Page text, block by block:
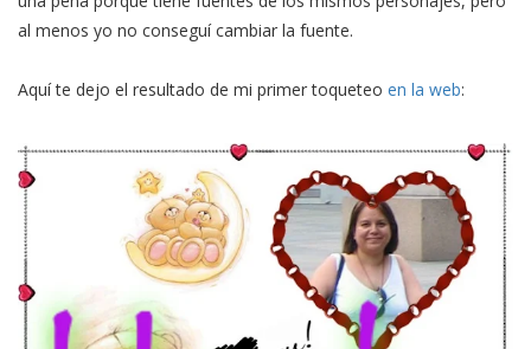
al menos yo no conseguí cambiar la fuente.
Aquí te dejo el resultado de mi primer toqueteo en la web: